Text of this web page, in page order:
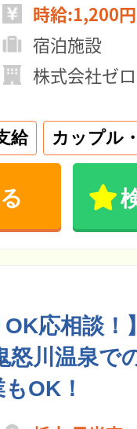
時給:1,200
宿泊施設
株式会社ゼ
給 カップル
応相談！
怒川温泉で
OK！